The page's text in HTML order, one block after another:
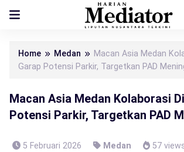
Home Medan
Macan Asia Medan
Garap Potensi Parkir, Targetkan PAD
Macan Asia Medan Kolaborasi
Potensi Parkir, Targetkan PAD
5 Februari 2026 Medan 57